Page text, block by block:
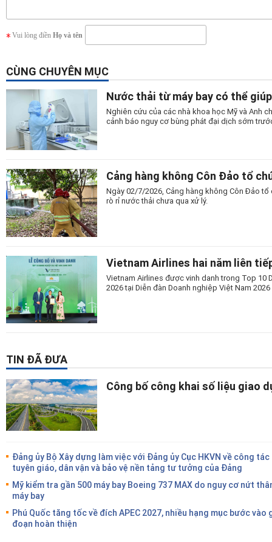
Vui lòng điền Họ và tên
CÙNG CHUYÊN MỤC
Nước thải từ máy bay có thể
Nghiên cứu của các nhà khoa học Mỹ và Anh
cảnh báo nguy cơ bùng phát đại dịch sớm
Cảng hàng không Côn Đảo tổ
Ngày 02/7/2026, Cảng hàng không Côn Đảo
rò rỉ nước thải chưa qua xử lý.
Vietnam Airlines hai năm liên
Vietnam Airlines được vinh danh trong Top 10
2026 tại Diễn đàn Doanh nghiệp Việt Nam
TIN ĐÃ ĐƯA
Công bố công khai số liệu giao
Đảng ủy Bộ Xây dựng làm việc với Đảng ủy Cục HKVN về công tác
tuyên giáo, dân vận và bảo vệ nền tảng tư tưởng của Đảng
Mỹ kiểm tra gần 500 máy bay Boeing 737 MAX do nguy cơ nứt
máy bay
Phú Quốc tăng tốc về đích APEC 2027, nhiều hạng mục bước vào
đoạn hoàn thiện